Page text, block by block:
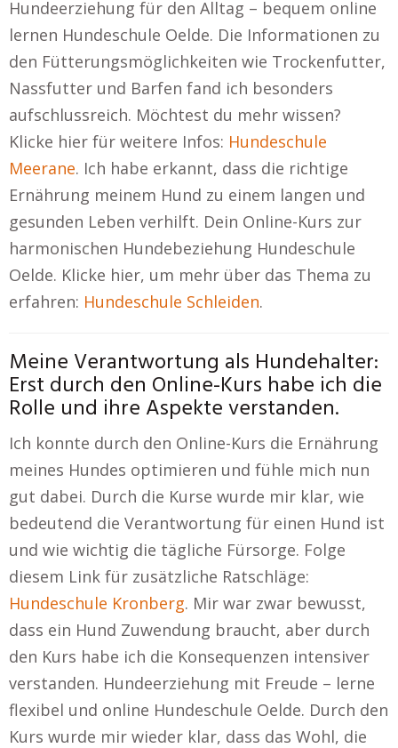
Hundeerziehung für den Alltag – bequem online
lernen Hundeschule Oelde. Die Informationen zu
den Fütterungsmöglichkeiten wie Trockenfutter,
Nassfutter und Barfen fand ich besonders
aufschlussreich. Möchtest du mehr wissen?
Klicke hier für weitere Infos: Hundeschule
Meerane. Ich habe erkannt, dass die richtige
Ernährung meinem Hund zu einem langen und
gesunden Leben verhilft. Dein Online-Kurs zur
harmonischen Hundebeziehung Hundeschule
Oelde. Klicke hier, um mehr über das Thema zu
erfahren: Hundeschule Schleiden.
Meine Verantwortung als Hundehalter:
Erst durch den Online-Kurs habe ich die
Rolle und ihre Aspekte verstanden.
Ich konnte durch den Online-Kurs die Ernährung
meines Hundes optimieren und fühle mich nun
gut dabei. Durch die Kurse wurde mir klar, wie
bedeutend die Verantwortung für einen Hund ist
und wie wichtig die tägliche Fürsorge. Folge
diesem Link für zusätzliche Ratschläge:
Hundeschule Kronberg. Mir war zwar bewusst,
dass ein Hund Zuwendung braucht, aber durch
den Kurs habe ich die Konsequenzen intensiver
verstanden. Hundeerziehung mit Freude – lerne
flexibel und online Hundeschule Oelde. Durch den
Kurs wurde mir wieder klar, dass das Wohl, die